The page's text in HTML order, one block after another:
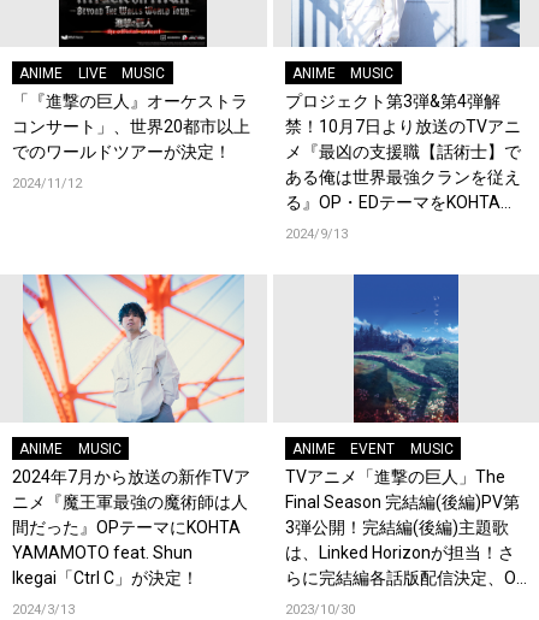
ANIME LIVE MUSIC
「『進撃の巨人』オーケストラ
コンサート」、世界20都市以上
でのワールドツアーが決定！
2024/11/12
ANIME MUSIC
プロジェクト第3弾&第4弾解
禁！10月7日より放送のTVアニ
メ『最凶の支援職【話術士】で
ある俺は世界最強クランを従え
る』OP・EDテーマをKOHTA
YAMAMOTOが担当！
2024/9/13
ANIME MUSIC
2024年7月から放送の新作TVア
ニメ『魔王軍最強の魔術師は人
間だった』OPテーマにKOHTA
YAMAMOTO feat. Shun
Ikegai「Ctrl C」が決定！
2024/3/13
ANIME EVENT MUSIC
TVアニメ「進撃の巨人」The
Final Season 完結編(後編)PV第
3弾公開！完結編(後編)主題歌
は、Linked Horizonが担当！さ
らに完結編各話版配信決定、OP
テーマはLinked Horizon、EDテ
2023/10/30